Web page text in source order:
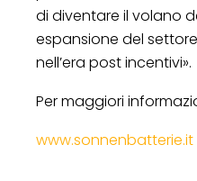
di diventare il volano
espansione del
nell’era post incentivi».
Per maggiori
www.sonnenbatterie.it